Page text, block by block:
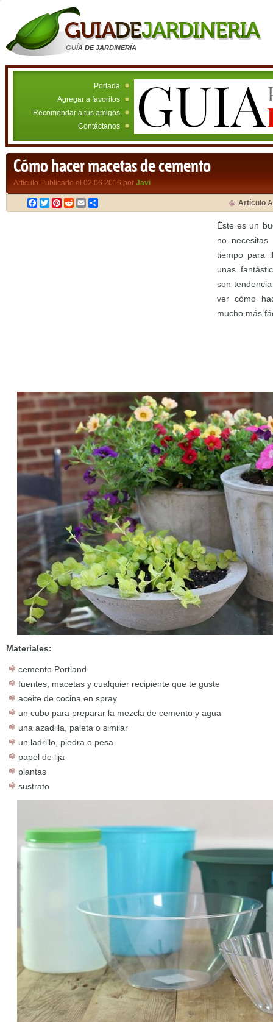
GUÍA DE JARDINERÍA
Portada
Agregar a favoritos
Recomendar a tus amigos
Contáctanos
Cómo hacer macetas de cemento
Artículo Publicado el 02.06.2016 por Javi
Facebook
TwitterPinterest
RedditEmail Artículo
Éste es un
no
tiempo para
unas
son
ver cómo
mucho más
Materiales:
cemento Portland
fuentes, macetas y cualquier recipiente que te guste
aceite de cocina en spray
un cubo para preparar la mezcla de cemento y agua
una azadilla, paleta o similar
un ladrillo, piedra o pesa
papel de lija
plantas
sustrato